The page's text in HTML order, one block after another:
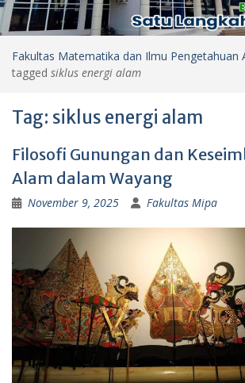
Fakultas Matematika dan Ilmu Pengetahuan
tagged siklus energi alam
Tag: siklus energi alam
Filosofi Gunungan dan
Alam dalam Wayang
November 9, 2025 Fakultas Mipa